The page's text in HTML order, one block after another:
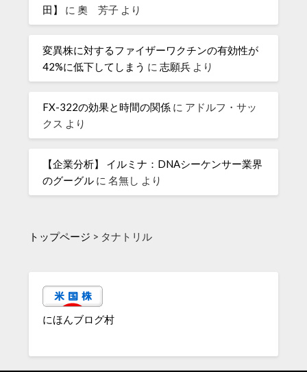
田】
に奧 芳子 より
変異株に対するファイザーワクチンの有効性が
42%に低下してしまう に志願兵 より
FX-322の効果と時間の関係 に アドルフ・サッ
クス より
【企業分析】 イルミナ：DNAシーケンサー業界
のグーグル に名無し より
トップページ > タナトリル
にほんブログ村